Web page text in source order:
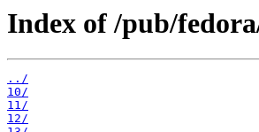
Index of /pub/
../
10/
11/
12/